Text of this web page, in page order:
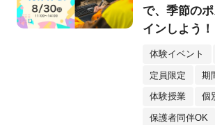
で、季節の
インしよう！
体験イベント
定員限定 期
体験授業 個
保護者同伴OK